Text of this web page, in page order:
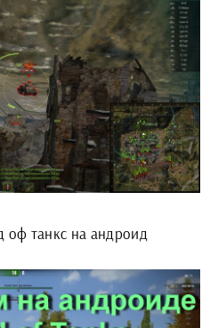
оф танкс на андроид